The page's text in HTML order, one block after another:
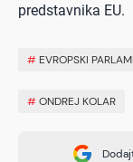
predstavnika EU.
# EVROPSKI
#ONDREJ KOLAR